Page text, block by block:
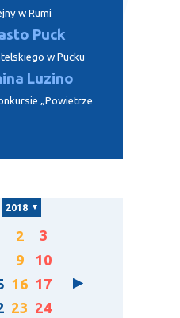
w Rumi
Puck
w Pucku
Luzino
„Powietrze
2018
2
3
9
10
16 17
23 24